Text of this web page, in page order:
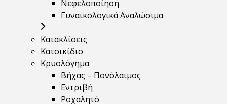
Νεφελοποίηση
Γυναικολογικά Αναλώσιμα
Κατακλίσεις
Κατοικίδιο
Κρυολόγημα
Βήχας – Πονόλαιμος
Εντριβή
Ροχαλητό